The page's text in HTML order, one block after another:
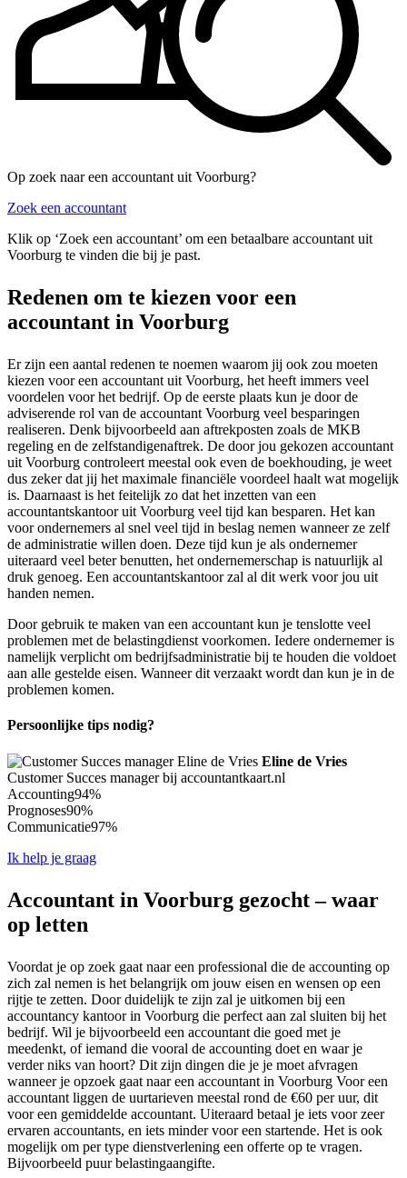
Op zoek naar een accountant uit Voorburg?
Zoek een accountant
Klik op ‘Zoek een accountant’ om een betaalbare accountant uit
Voorburg te vinden die bij je past.
Redenen om te kiezen voor een
accountant in Voorburg
Er zijn een aantal redenen te noemen waarom jij ook zou moeten
kiezen voor een accountant uit Voorburg, het heeft immers veel
voordelen voor het bedrijf. Op de eerste plaats kun je door de
adviserende rol van de accountant Voorburg veel besparingen
realiseren. Denk bijvoorbeeld aan aftrekposten zoals de MKB
regeling en de zelfstandigenaftrek. De door jou gekozen accountant
uit Voorburg controleert meestal ook even de boekhouding, je weet
dus zeker dat jij het maximale financiële voordeel haalt wat mogelijk
is. Daarnaast is het feitelijk zo dat het inzetten van een
accountantskantoor uit Voorburg veel tijd kan besparen. Het kan
voor ondernemers al snel veel tijd in beslag nemen wanneer ze zelf
de administratie willen doen. Deze tijd kun je als ondernemer
uiteraard veel beter benutten, het ondernemerschap is natuurlijk al
druk genoeg. Een accountantskantoor zal al dit werk voor jou uit
handen nemen.
Door gebruik te maken van een accountant kun je tenslotte veel
problemen met de belastingdienst voorkomen. Iedere ondernemer is
namelijk verplicht om bedrijfsadministratie bij te houden die voldoet
aan alle gestelde eisen. Wanneer dit verzaakt wordt dan kun je in de
problemen komen.
Persoonlijke tips nodig?
Eline de Vries
Customer Succes manager bij accountantkaart.nl
Accounting94%
Prognoses90%
Communicatie97%
Ik help je graag
Accountant in Voorburg gezocht – waar
op letten
Voordat je op zoek gaat naar een professional die de accounting op
zich zal nemen is het belangrijk om jouw eisen en wensen op een
rijtje te zetten. Door duidelijk te zijn zal je uitkomen bij een
accountancy kantoor in Voorburg die perfect aan zal sluiten bij het
bedrijf. Wil je bijvoorbeeld een accountant die goed met je
meedenkt, of iemand die vooral de accounting doet en waar je
verder niks van hoort? Dit zijn dingen die je je moet afvragen
wanneer je opzoek gaat naar een accountant in Voorburg Voor een
accountant liggen de uurtarieven meestal rond de €60 per uur, dit
voor een gemiddelde accountant. Uiteraard betaal je iets voor zeer
ervaren accountants, en iets minder voor een startende. Het is ook
mogelijk om per type dienstverlening een offerte op te vragen.
Bijvoorbeeld puur belastingaangifte.